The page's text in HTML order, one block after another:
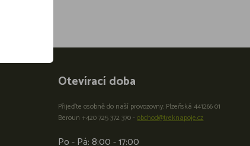
Otevírací doba
Přijeďte osobně do naší provozovny: Plzeňská 441266 01
Beroun +420 725 372 370 -obchod@treknapoje.cz
Po - Pá: 8:00 - 17:00